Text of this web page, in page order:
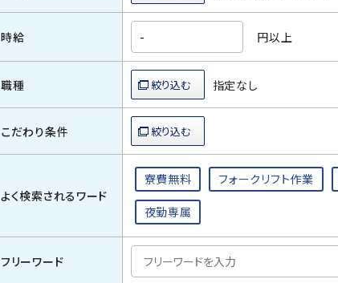
時給 円以上
職種 指定なし
こだわり条件
よく検索されるワード
寮費無料 フォークリフト作業
夜勤専属
フリーワード